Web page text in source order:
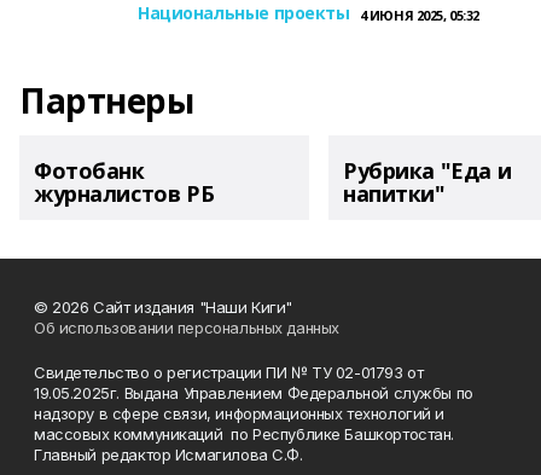
Национальные проекты 4 ИЮНЯ 2025, 05:32
Партнеры
Фотобанк
журналистов РБ
Рубрика "Еда и
напитки"
© 2026 Сайт издания "Наши Киги"
Об использовании персональных данных
Свидетельство о регистрации ПИ № ТУ 02-01793 от
19.05.2025г. Выдана Управлением Федеральной службы по
надзору в сфере связи, информационных технологий и
массовых коммуникаций по Республике Башкортостан.
Главный редактор Исмагилова С.Ф.